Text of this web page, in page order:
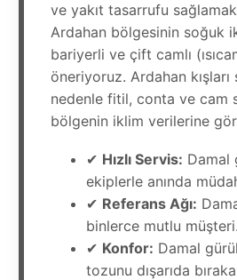
ve yakıt tasarrufu
Ardahan bölgesinin soğuk
bariyerli ve çift camlı
öneriyoruz. Ardahan
nedenle fitil, conta ve cam
bölgenin iklim verilerine
✔ Hızlı Servis: Damal
ekiplerle anında
✔ Referans Ağı:
binlerce mutlu müşteri.
✔ Konfor: Damal
tozunu dışarıda